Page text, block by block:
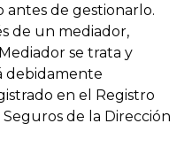
antes de gestionarlo.
de un mediador,
se trata y
debidamente
en el Registro
de la Dirección